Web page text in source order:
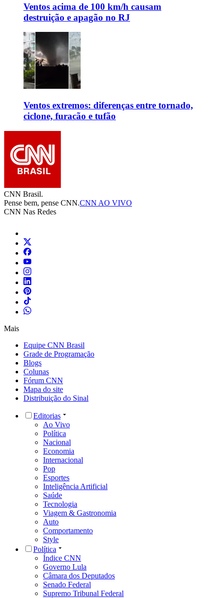
Ventos acima de 100 km/h causam
destruição e apagão no RJ
Ventos extremos: diferenças entre tornado,
ciclone, furacão e tufão
CNN Brasil.
Pense bem, pense CNN.CNN AO VIVO
CNN Nas Redes
Mais
Equipe CNN Brasil
Grade de Programação
Blogs
Colunas
Fórum CNN
Mapa do site
Distribuição do Sinal
Editorias
Ao Vivo
Política
Nacional
Economia
Internacional
Pop
Esportes
Inteligência Artificial
Saúde
Tecnologia
Viagem & Gastronomia
Auto
Comportamento
Style
Política
Índice CNN
Governo Lula
Câmara dos Deputados
Senado Federal
Supremo Tribunal Federal